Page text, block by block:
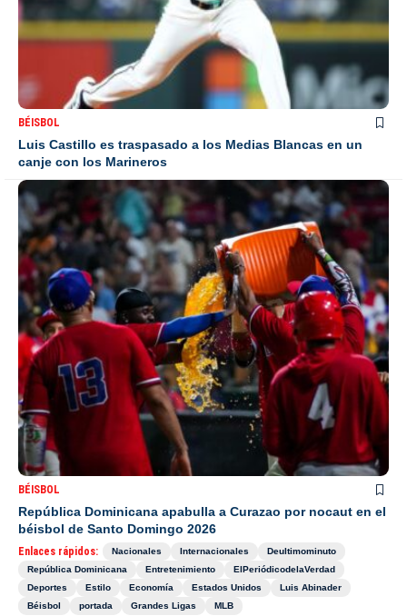
BÉISBOL
Luis Castillo es traspasado a los Medias Blancas en un
canje con los Marineros
BÉISBOL
República Dominicana apabulla a Curazao por nocaut en el
béisbol de Santo Domingo 2026
Enlaces rápidos: Nacionales Internacionales
Deultimominuto
República Dominicana
Entretenimiento
ElPeriódicodelaVerdad
Deportes
Estilo Economía Estados Unidos
Luis Abinader
Béisbol
portada Grandes Ligas MLB